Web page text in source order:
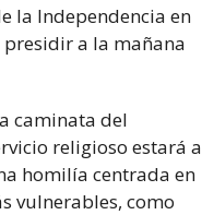
la Independencia en
presidir a la mañana
caminata del
religioso estará a
homilía centrada en
vulnerables, como